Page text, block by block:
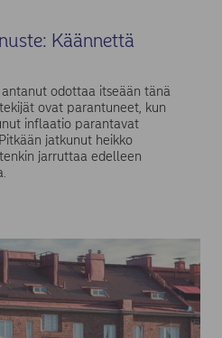
Käännettä
odottaa itseään tänä
ovat parantuneet, kun
inflaatio parantavat
jatkunut heikko
jarruttaa edelleen